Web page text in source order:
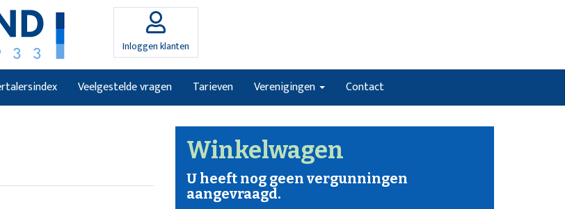
Inloggen klanten
Veelgestelde vragen Tarieven Verenigingen Contact
Winkelwagen
U heeft nog geen vergunningen
aangevraagd.